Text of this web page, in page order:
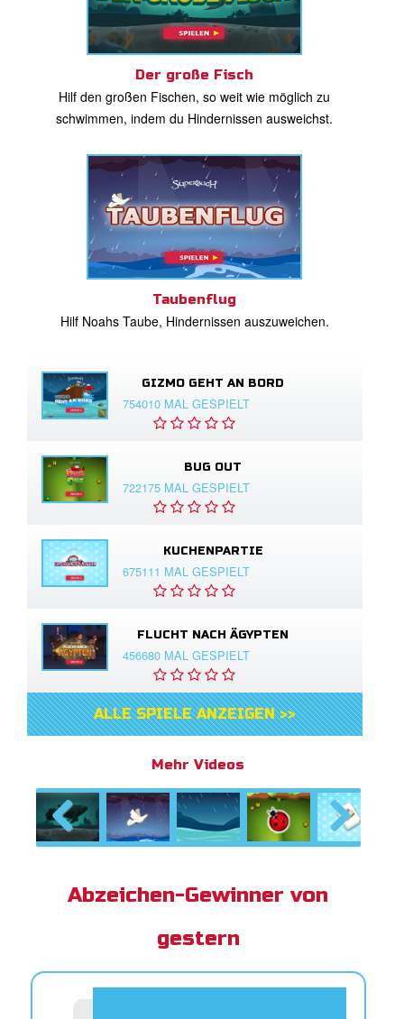
Der große Fisch
Hilf den großen Fischen, so weit wie möglich zu
schwimmen, indem du Hindernissen ausweichst.
Taubenflug
Hilf Noahs Taube, Hindernissen auszuweichen.
GIZMO GEHT AN BORD
754010 MAL GESPIELT
BUG OUT
722175 MAL GESPIELT
KUCHENPARTIE
675111 MAL GESPIELT
FLUCHT NACH ÄGYPTEN
456680 MAL GESPIELT
ALLE SPIELE ANZEIGEN >>
Mehr Videos
Previous Next
Abzeichen-Gewinner von
gestern